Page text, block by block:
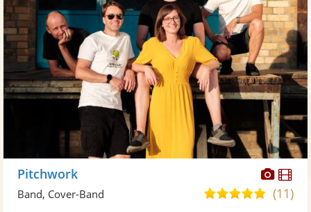
Pitchwork
5,0(11)
Band, Cover-Band